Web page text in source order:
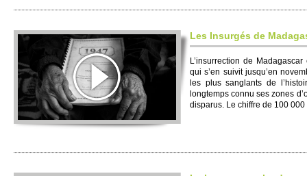
Les Insurgés de
L’insurre­ction de
qui s’en suivit jusqu’en
les plus sanglants de
longte­mps connu ses zones
disparus. Le chiffre de 100 000